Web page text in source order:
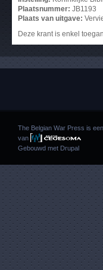
Plaatsnummer: JB1193
Plaats van uitgave:
Deze krant is enkel
The Belgian War Press is
van
Gebouwd met Drupal